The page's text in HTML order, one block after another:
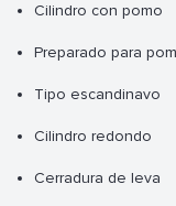
Cilindro con pomo
Preparado para
Tipo escandinavo
Cilindro redondo
Cerradura de leva